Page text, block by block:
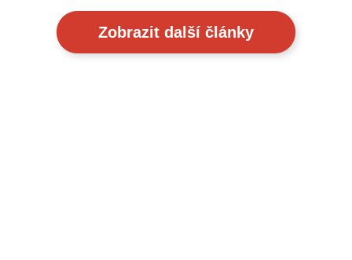
Zobrazit další články